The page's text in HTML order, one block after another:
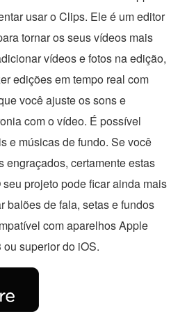
usar o Clips. Ele é um editor
tornar os seus vídeos mais
vídeos e fotos na edição,
edições em tempo real com
você ajuste os sons e
com o vídeo. É possível
e músicas de fundo. Se você
engraçados, certamente estas
projeto pode ficar ainda mais
balões de fala, setas e fundos
com aparelhos Apple
superior do iOS.